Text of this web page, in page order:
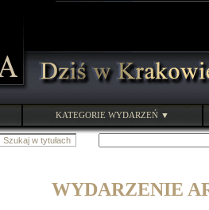
KATEGORIE WYDARZEŃ ▼
WYDARZENIE